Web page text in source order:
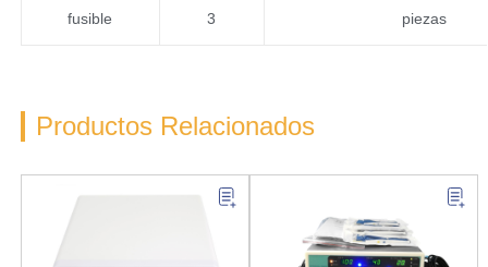
fusible 3 piezas
Productos Relacionados